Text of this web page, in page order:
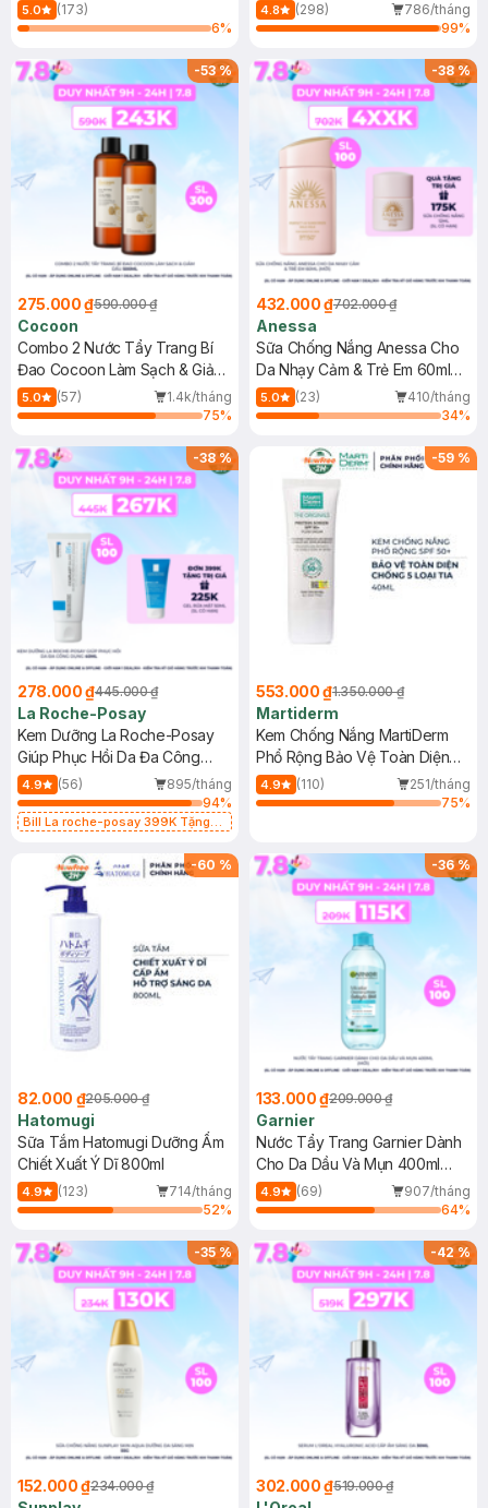
150ml
5.0
(173)
6%
4.8 (298)
786/tháng
99%
-53%
275.000 ₫590.000 ₫
Cocoon
Combo 2 Nước Tẩy Trang Bí
Đao Cocoon Làm Sạch & Giảm
Dầu 500ml
5.0 (57)
1.4k/tháng
75%
-38%
432.000 ₫702.000 ₫
Anessa
Sữa Chống Nắng Anessa Cho
Da Nhạy Cảm & Trẻ Em 60ml
(Mới)
5.0 (23)
410/tháng
34%
-38%
278.000 ₫445.000 ₫
La Roche-Posay
Kem Dưỡng La Roche-Posay
Giúp Phục Hồi Da Đa Công
Dụng 40ml
4.9 (56)
895/tháng
94%
Bill La roche-posay 399K Tặng
(SL có hạn)
-59 %
553.000 ₫1.350.000 ₫
Martiderm
Kem Chống Nắng MartiDerm
Phổ Rộng Bảo Vệ Toàn Diện
40ml
4.9 (110)
251/tháng
75%
-60 %
82.000 ₫205.000 ₫
Hatomugi
Sữa Tắm Hatomugi Dưỡng Ẩm
Chiết Xuất Ý Dĩ 800ml
4.9 (123)
714/tháng
52%
-36%
133.000 ₫209.000 ₫
Garnier
Nước Tẩy Trang Garnier Dành
Cho Da Dầu Và Mụn 400ml
(Mới)
4.9 (69)
907/tháng
64%
-35%
152.000 ₫234.000 ₫
-42%
302.000 ₫519.000 ₫